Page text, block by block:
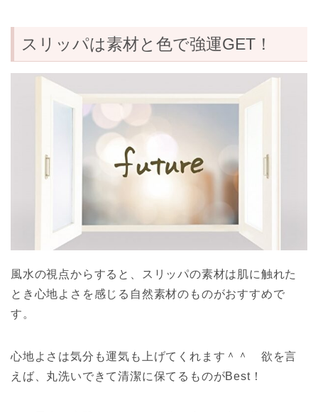
スリッパは素材と色で強運GET！
風水の視点からすると、スリッパの素材は肌に触れた
とき心地よさを感じる自然素材のものがおすすめで
す。
心地よさは気分も運気も上げてくれます＾＾ 欲を言
えば、丸洗いできて清潔に保てるものがBest！